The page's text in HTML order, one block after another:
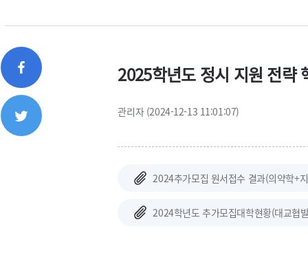
2025학년도 정시 지원 전략
관리자 (2024-12-13 11:01:07)
2024추가모집 원서접수 결과(의약학+
2024학년도 추가모집대학현황(대교협